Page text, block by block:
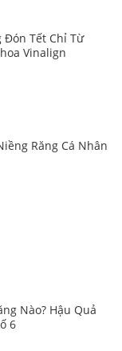
Đón Tết Chỉ Từ
Vinalign
Răng Cá Nhân
Nào? Hậu Quả
6